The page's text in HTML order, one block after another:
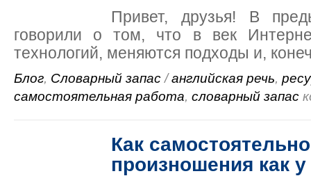
Привет, друзья! В
говорили о том, что в век
технологий, меняются подходы и,
Блог, Словарный запас/английская речь,
самостоятельная работа, словарный запас
Как
произношения как